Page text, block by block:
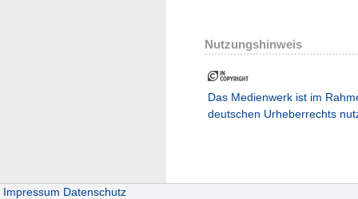
Nutzungshinweis
Das Medienwerk ist im
deutschen Urheberrechts
Impressum Datenschutz